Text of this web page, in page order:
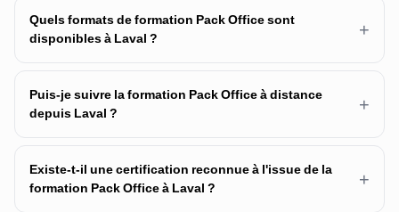
Quels formats de formation Pack Office sont
disponibles à Laval ?
+
Puis-je suivre la formation Pack Office à distance
depuis Laval ?
+
Existe-t-il une certification reconnue à l'issue de la
formation Pack Office à Laval ?
+